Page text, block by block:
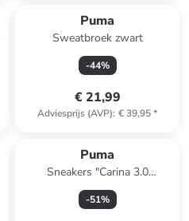
Puma
Sweatbroek zwart
-44%
€ 21,99
Adviesprijs (AVP): € 39,95*
Puma
Sneakers "Carina 3.0
Memoires" crème/lichtblauw
-51%